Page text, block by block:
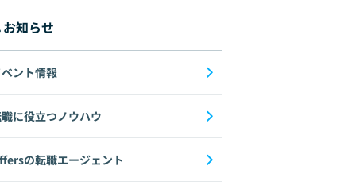
お知らせ
ント情報
に役立つノウハウ
の転職エージェント